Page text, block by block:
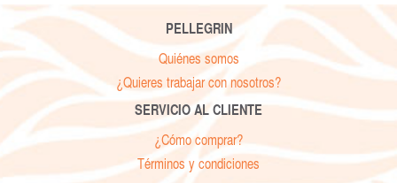
PELLEGRIN
Quiénes somos
¿Quieres trabajar con nosotros?
SERVICIO AL CLIENTE
¿Cómo comprar?
Términos y condiciones